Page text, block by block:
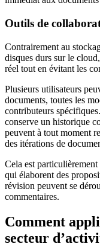
Outils de
Contrairement au
disques durs sur le
réel tout en évitant les
Plusieurs utilisateurs
documents, toutes les
contributeurs
conserve un historique
peuvent à tout moment
des itérations de
Cela est
qui élaborent des
révision peuvent se
commentaires.
Comment
secteur